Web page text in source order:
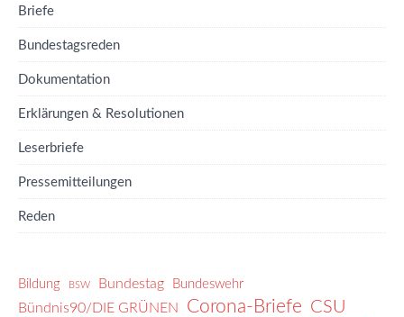
Briefe
Bundestagsreden
Dokumentation
Erklärungen & Resolutionen
Leserbriefe
Pressemitteilungen
Reden
Bildung BSW Bundestag Bundeswehr
Bündnis90/DIE GRÜNEN Corona-Briefe CSU